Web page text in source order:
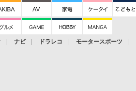
ナビ ドラレコ モータースポーツ